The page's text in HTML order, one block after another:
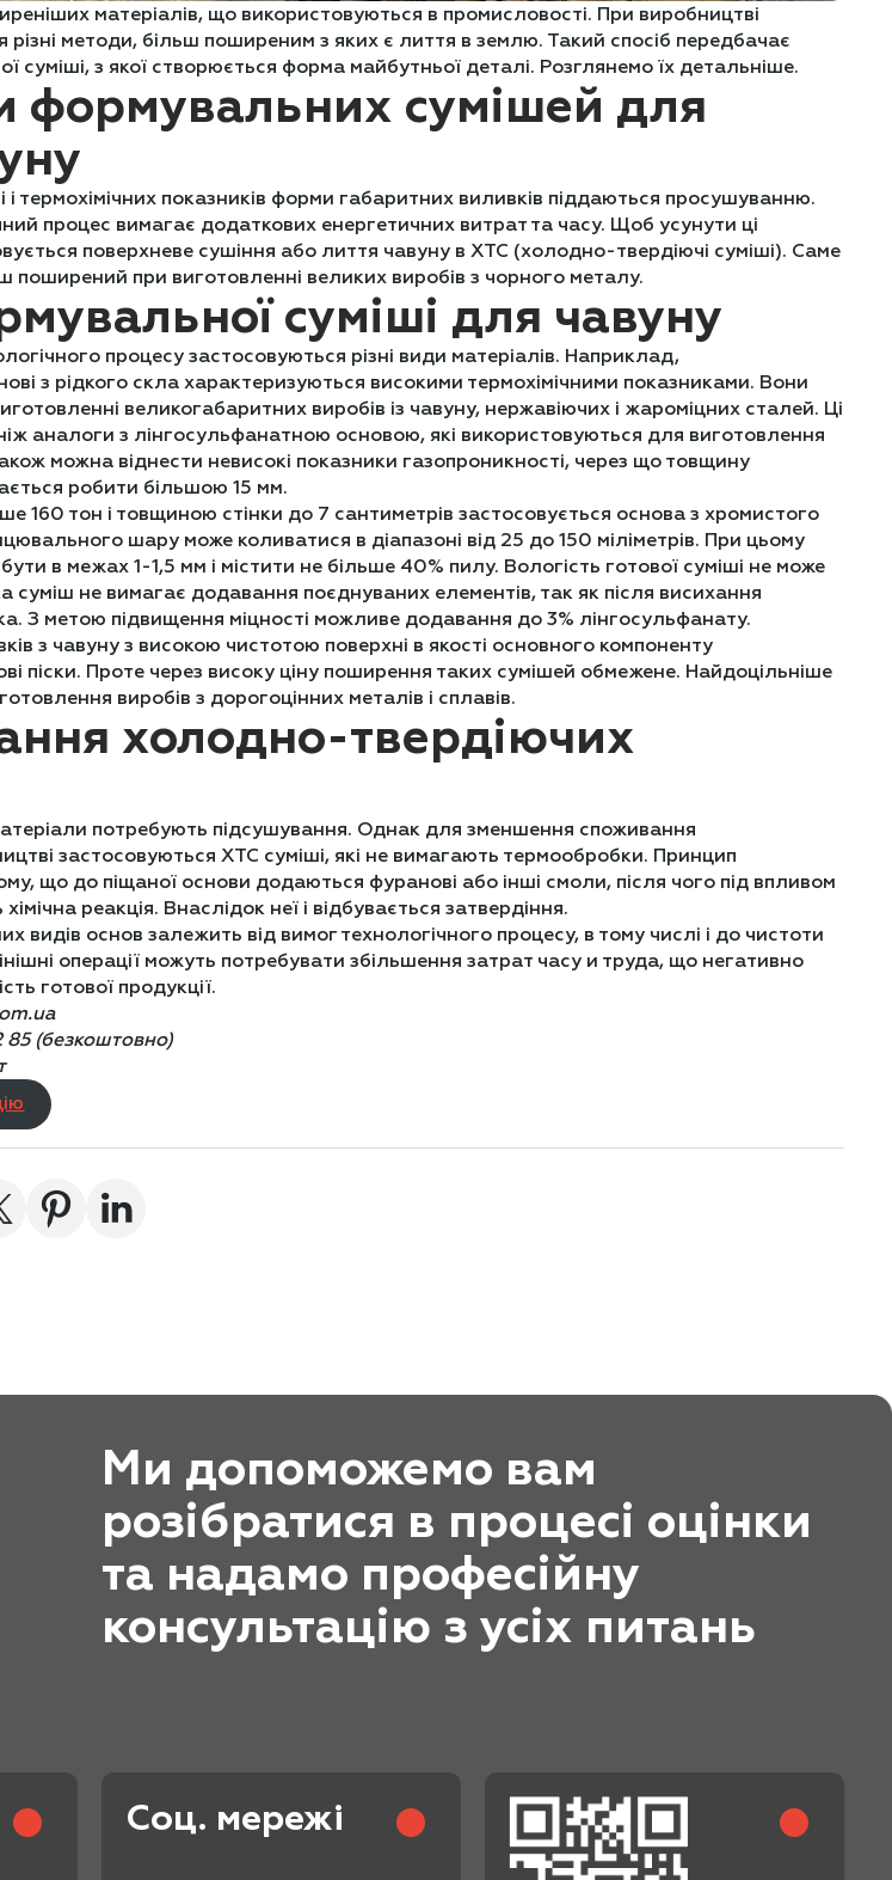
матеріалів, що використовуються в промисловості. При виробництві
різні методи, більш поширеним з яких є лиття в землю. Такий спосіб передбачає
суміші, з якої створюється форма майбутньої деталі. Розглянемо їх детальніше.
формувальних сумішей для
і термохімічних показників форми габаритних виливків піддаються просушуванню.
процес вимагає додаткових енергетичних витрат та часу. Щоб усунути ці
поверхневе сушіння або лиття чавуну в ХТС (холодно-твердіючі суміші). Саме
поширений при виготовленні великих виробів з чорного металу.
суміші для чавуну
процесу застосовуються різні види матеріалів. Наприклад,
з рідкого скла характеризуються високими термохімічними показниками. Вони
великогабаритних виробів із чавуну, нержавіючих і жароміцних сталей. Ці
аналоги з лінгосульфанатною основою, які використовуються для виготовлення
можна віднести невисокі показники газопроникності, через що товщину
робити більшою 15 мм.
160 тон і товщиною стінки до 7 сантиметрів застосовується основа з хромистого
шару може коливатися в діапазоні від 25 до 150 міліметрів. При цьому
в межах 1-1,5 мм і містити не більше 40% пилу. Вологість готової суміші не може
суміш не вимагає додавання поєднуваних елементів, так як після висихання
З метою підвищення міцності можливе додавання до 3% лінгосульфанату.
з чавуну з високою чистотою поверхні в якості основного компоненту
піски. Проте через високу ціну поширення таких сумішей обмежене. Найдоцільніше
виробів з дорогоцінних металів і сплавів.
холодно-твердіючих
потребують підсушування. Однак для зменшення споживання
застосовуються ХТС суміші, які не вимагають термообробки. Принцип
що до піщаної основи додаються фуранові або інші смоли, після чого під впливом
реакція. Внаслідок неї і відбувається затвердіння.
видів основ залежить від вимог технологічного процесу, в тому числі і до чистоти
операції можуть потребувати збільшення затрат часу и труда, що негативно
готової продукції.
85 (безкоштовно)
Ми допоможемо вам
розібратися в процесі оцінки
та надамо професійну
консультацію з усіх питань
Соц. мережі